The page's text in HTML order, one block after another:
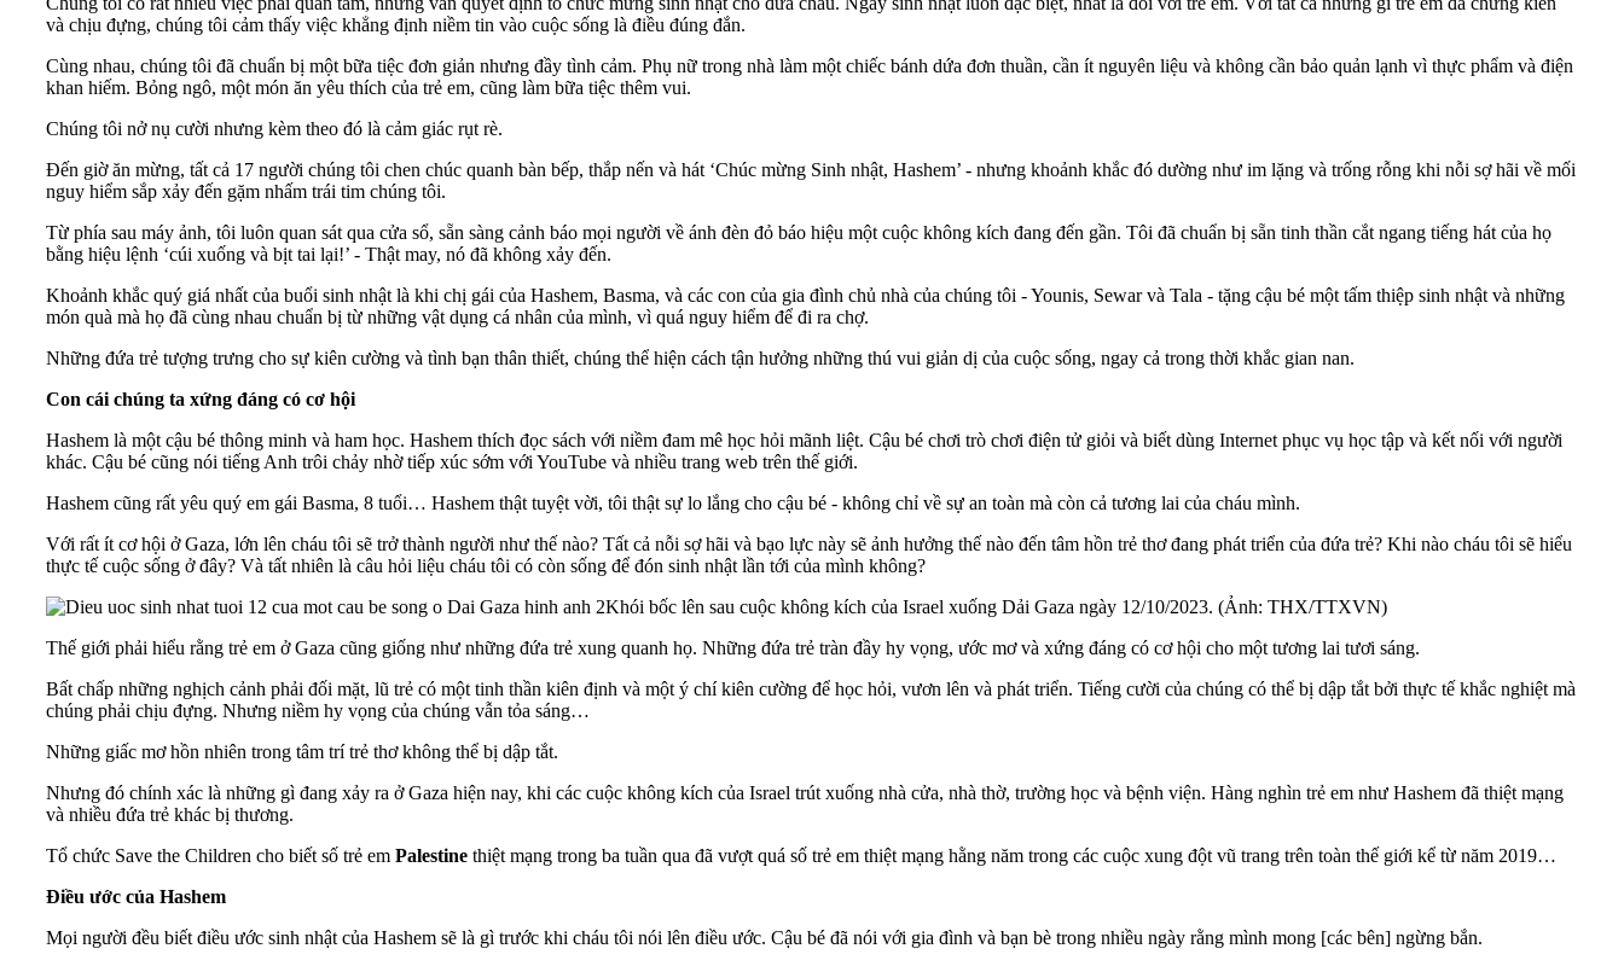
và chịu đựng, chúng tôi cảm thấy việc khẳng định niềm tin vào cuộc sống là điều đúng đắn.
Cùng nhau, chúng tôi đã chuẩn bị một bữa tiệc đơn giản nhưng đầy tình cảm. Phụ nữ trong nhà làm một chiếc bánh dứa đơn thuần, cần ít nguyên liệu và không cần bảo quản lạnh vì thực phẩm và điện
khan hiếm. Bỏng ngô, một món ăn yêu thích của trẻ em, cũng làm bữa tiệc thêm vui.
Chúng tôi nở nụ cười nhưng kèm theo đó là cảm giác rụt rè.
Đến giờ ăn mừng, tất cả 17 người chúng tôi chen chúc quanh bàn bếp, thắp nến và hát ‘Chúc mừng Sinh nhật, Hashem’ - nhưng khoảnh khắc đó dường như im lặng và trống rỗng khi nỗi sợ hãi về mối
nguy hiểm sắp xảy đến gặm nhấm trái tim chúng tôi.
Từ phía sau máy ảnh, tôi luôn quan sát qua cửa sổ, sẵn sàng cảnh báo mọi người về ánh đèn đỏ báo hiệu một cuộc không kích đang đến gần. Tôi đã chuẩn bị sẵn tinh thần cắt ngang tiếng hát của họ
bằng hiệu lệnh ‘cúi xuống và bịt tai lại!’ - Thật may, nó đã không xảy đến.
Khoảnh khắc quý giá nhất của buổi sinh nhật là khi chị gái của Hashem, Basma, và các con của gia đình chủ nhà của chúng tôi - Younis, Sewar và Tala - tặng cậu bé một tấm thiệp sinh nhật và những
món quà mà họ đã cùng nhau chuẩn bị từ những vật dụng cá nhân của mình, vì quá nguy hiểm để đi ra chợ.
Những đứa trẻ tượng trưng cho sự kiên cường và tình bạn thân thiết, chúng thể hiện cách tận hưởng những thú vui giản dị của cuộc sống, ngay cả trong thời khắc gian nan.
Con cái chúng ta xứng đáng có cơ hội
Hashem là một cậu bé thông minh và ham học. Hashem thích đọc sách với niềm đam mê học hỏi mãnh liệt. Cậu bé chơi trò chơi điện tử giỏi và biết dùng Internet phục vụ học tập và kết nối với người
khác. Cậu bé cũng nói tiếng Anh trôi chảy nhờ tiếp xúc sớm với YouTube và nhiều trang web trên thế giới.
Hashem cũng rất yêu quý em gái Basma, 8 tuổi… Hashem thật tuyệt vời, tôi thật sự lo lắng cho cậu bé - không chỉ về sự an toàn mà còn cả tương lai của cháu mình.
Với rất ít cơ hội ở Gaza, lớn lên cháu tôi sẽ trở thành người như thế nào? Tất cả nỗi sợ hãi và bạo lực này sẽ ảnh hưởng thế nào đến tâm hồn trẻ thơ đang phát triển của đứa trẻ? Khi nào cháu tôi sẽ hiểu
thực tế cuộc sống ở đây? Và tất nhiên là câu hỏi liệu cháu tôi có còn sống để đón sinh nhật lần tới của mình không?
Khói bốc lên sau cuộc không kích của Israel xuống Dải Gaza ngày 12/10/2023. (Ảnh: THX/TTXVN)
Thế giới phải hiểu rằng trẻ em ở Gaza cũng giống như những đứa trẻ xung quanh họ. Những đứa trẻ tràn đầy hy vọng, ước mơ và xứng đáng có cơ hội cho một tương lai tươi sáng.
Bất chấp những nghịch cảnh phải đối mặt, lũ trẻ có một tinh thần kiên định và một ý chí kiên cường để học hỏi, vươn lên và phát triển. Tiếng cười của chúng có thể bị dập tắt bởi thực tế khắc nghiệt mà
chúng phải chịu đựng. Nhưng niềm hy vọng của chúng vẫn tỏa sáng…
Những giấc mơ hồn nhiên trong tâm trí trẻ thơ không thể bị dập tắt.
Nhưng đó chính xác là những gì đang xảy ra ở Gaza hiện nay, khi các cuộc không kích của Israel trút xuống nhà cửa, nhà thờ, trường học và bệnh viện. Hàng nghìn trẻ em như Hashem đã thiệt mạng
và nhiều đứa trẻ khác bị thương.
Tổ chức Save the Children cho biết số trẻ em Palestine thiệt mạng trong ba tuần qua đã vượt quá số trẻ em thiệt mạng hằng năm trong các cuộc xung đột vũ trang trên toàn thế giới kể từ năm 2019…
Điều ước của Hashem
Mọi người đều biết điều ước sinh nhật của Hashem sẽ là gì trước khi cháu tôi nói lên điều ước. Cậu bé đã nói với gia đình và bạn bè trong nhiều ngày rằng mình mong [các bên] ngừng bắn.